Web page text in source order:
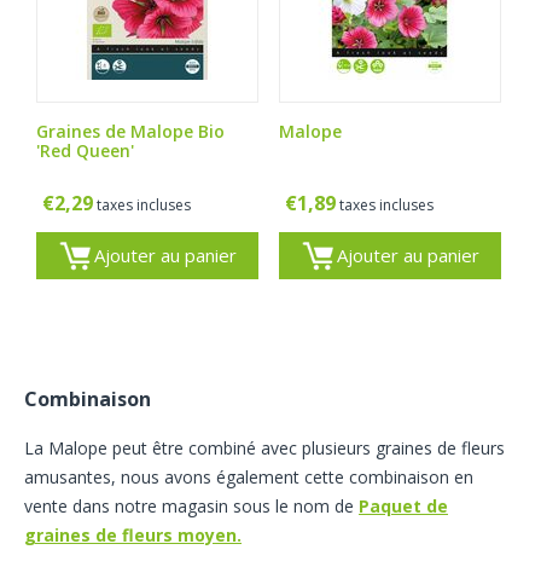
Graines de Malope Bio
'Red Queen'
€2,29taxes incluses
Ajouter au panier
Malope
€1,89 taxes incluses
Ajouter au panier
Combinaison
La Malope peut être combiné avec plusieurs graines de fleurs
amusantes, nous avons également cette combinaison en
vente dans notre magasin sous le nom de Paquet de
graines de fleurs moyen.